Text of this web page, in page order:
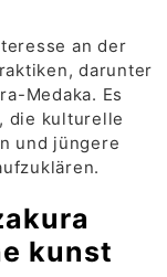
an der
darunter
Medaka. Es
die kulturelle
und jüngere
kunst